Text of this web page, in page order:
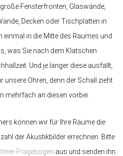
Fensterfronten, Glaswände,
Decken oder Tischplatten in
einmal in die Mitte des Raumes und
was Sie nach dem Klatschen
Und je länger diese ausfällt,
unsere Ohren, denn der Schall zieht
mehrfach an diesen vorbei.
können wir für Ihre Räume die
der Akustikbilder errechnen. Bitte
Fragebogen aus und senden ihn